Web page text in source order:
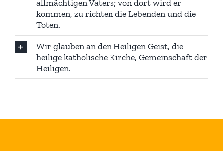
allmächtigen Vaters; von dort wird er
kommen, zu richten die Lebenden und die
Toten.
Wir glauben an den Heiligen Geist, die
heilige katholische Kirche, Gemeinschaft der
Heiligen.